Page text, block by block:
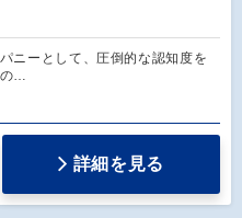
ニーとして、圧倒的な認知度を
の…
詳細を見る